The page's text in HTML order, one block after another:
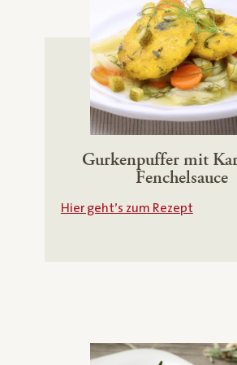
Gurkenpuffer mit
Fenchelsauce
Hier geht’s zum Rezept